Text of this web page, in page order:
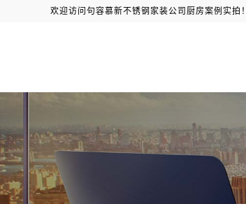
欢迎访问句容慕新不锈钢家装公司厨房案例实拍！